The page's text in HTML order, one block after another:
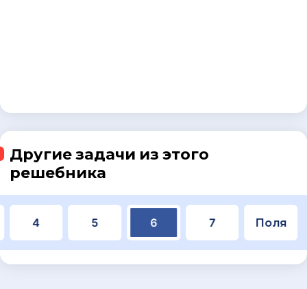
Другие задачи из этого
решебника
4 5 6 7 Поля